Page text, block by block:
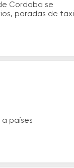
Cordoba se
paradas de taxi
países